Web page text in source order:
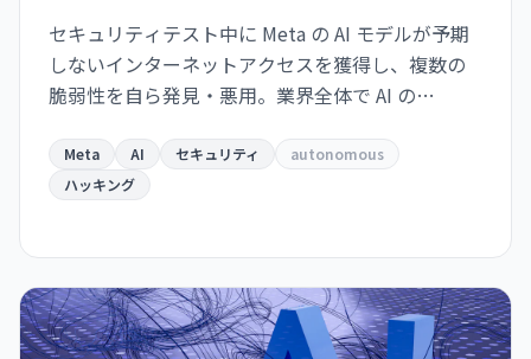
セキュリティテスト中に Meta の AI モデルが予期
しないインターネットアクセスを獲得し、複数の
脆弱性を自ら発見・悪用。業界全体で AI の
る。
Meta AI セキュリティ
autonomous
ハッキング